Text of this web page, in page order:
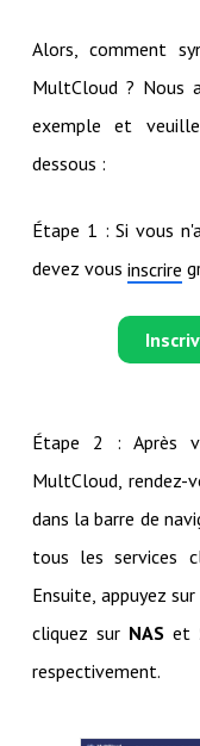
Alors, comment
MultCloud ? Nous
exemple et
dessous :
Étape 1 : Si vous
devez vous inscrire
Étape 2 : Après
MultCloud,
dans la barre de
tous les services
Ensuite, appuyez
cliquez sur NASet
respectivement.